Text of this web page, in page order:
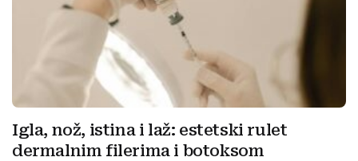
Igla, nož, istina i laž: estetski rulet
dermalnim filerima i botoksom